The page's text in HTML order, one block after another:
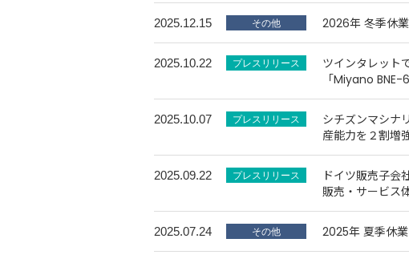
2025.12.15 2026年 冬季休
2025.10.22
ツインタレット
「Miyano BNE-
2025.10.07
シチズンマシ
産能力を２割増
2025.09.22
ドイツ販売子
販売・サービス
2025.07.24 2025年 夏季休